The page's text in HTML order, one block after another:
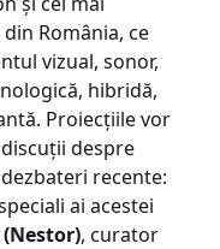
România, ce
vizual, sonor,
hibridă,
Proiecțiile vor
despre
recente:
ai acestei
, curator